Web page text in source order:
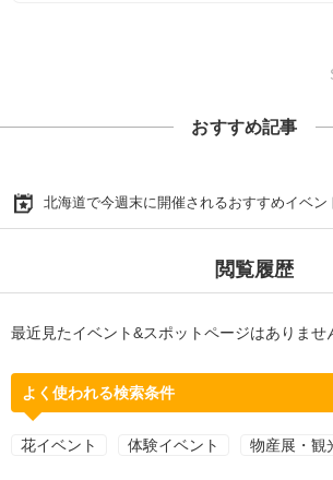
おすすめ記事
北海道で今週末に開催されるおすすめイベン
閲覧履歴
最近見たイベント&スポットページはありませ
よく使われる検索条件
花イベント 体験イベント 物産展・観